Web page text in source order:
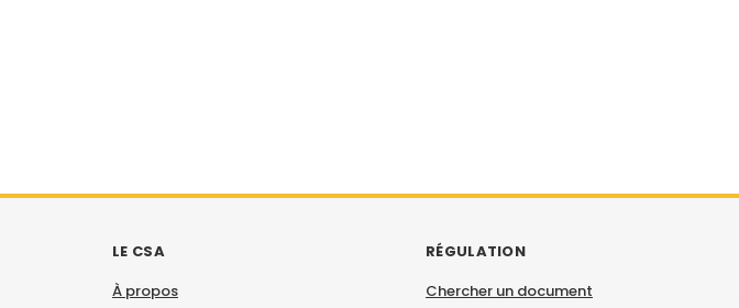
LE CSA
À propos
RÉGULATION
Chercher un document